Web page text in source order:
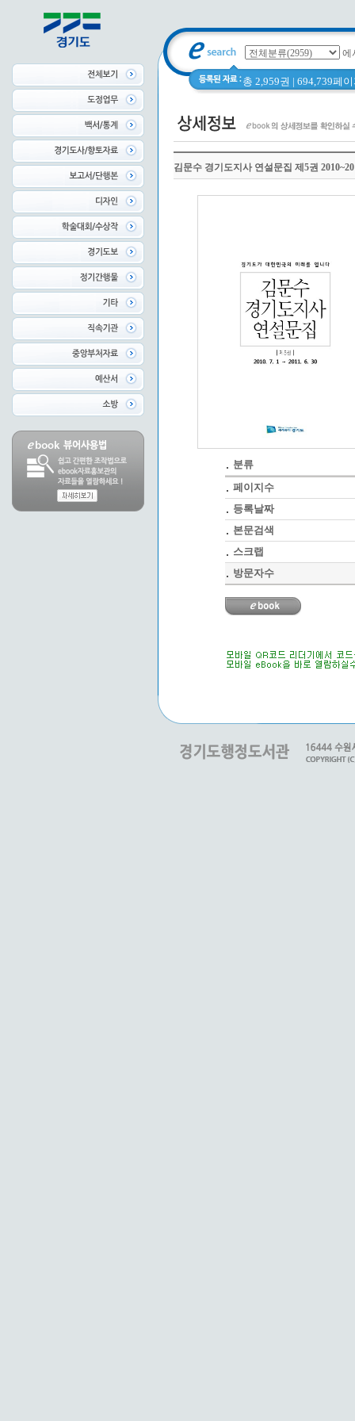
에
총 2,959권 | 694,739페
김문수 경기도지사 연설문집 제5권
분류
페이지수
등록날짜
본문검색
스크랩
방문자수